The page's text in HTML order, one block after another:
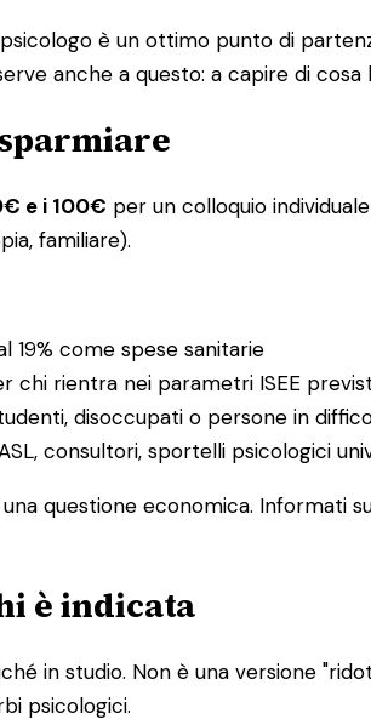
è un ottimo punto di
anche a questo: a capire di cosa
e i 100€ per un colloquio
familiare).
19% come spese sanitarie
chi rientra nei parametri ISEE
disoccupati o persone in
consultori, sportelli psicologici
questione economica. Informati
è indicata
in studio. Non è una versione
psicologici.